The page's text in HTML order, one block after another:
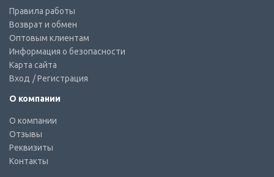
Правила работы
Возврат и обмен
Оптовым клиентам
Информация о безопасности
Карта сайта
Вход / Регистрация
О компании
О компании
Отзывы
Реквизиты
Контакты